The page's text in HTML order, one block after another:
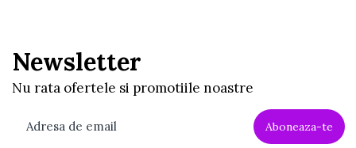
Newsletter
Nu rata ofertele si promotiile noastre